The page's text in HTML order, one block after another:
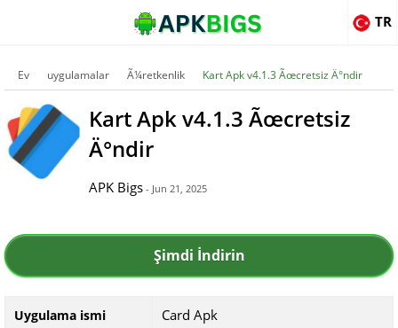
TR
Ev uygulamalar Ã¼retkenlik Kart Apk v4.1.3 Ãœcretsiz Ä°ndir
Kart Apk v4.1.3 Ãœcretsiz
Ä°ndir
APK Bigs - Jun 21, 2025
Şimdi İndirin
Uygulama ismi Card Apk